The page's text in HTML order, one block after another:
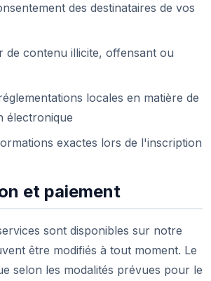
des destinataires de vos
de contenu illicite, offensant ou
locales en matière de
électronique
exactes lors de l'inscription
et paiement
sont disponibles sur notre
être modifiés à tout moment. Le
selon les modalités prévues pour le